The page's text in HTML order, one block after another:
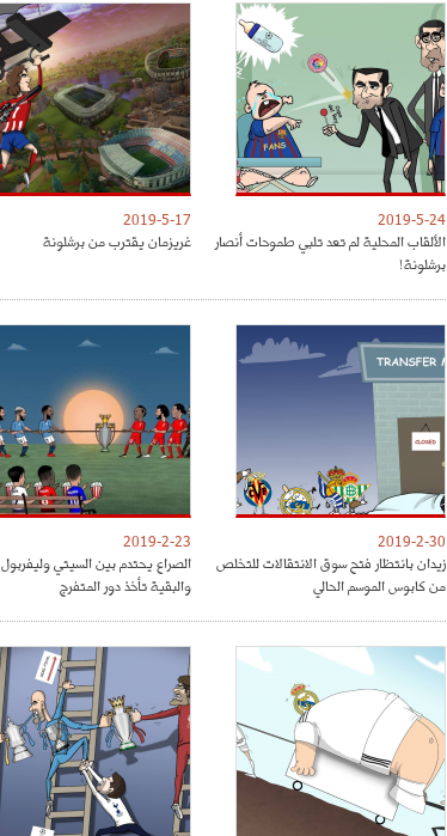
2019-5-24
الألقاب المحلية لم تعد تلبي طموحات أنصار
برشلونة!
2019-5-17
غريزمان يقترب من برشلونة
2019-2-30
زيدان بانتظار فتح سوق الانتقالات للتخلص
من كابوس الموسم الحالي
2019-2-23
الصراع يحتدم بين السيتي وليفربول
والبقية تأخذ دور المتفرج